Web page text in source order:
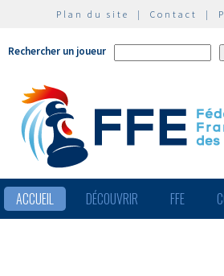
Plan du site | Contact |
Rechercher un joueur
ACCUEIL DÉCOUVRIR FFE